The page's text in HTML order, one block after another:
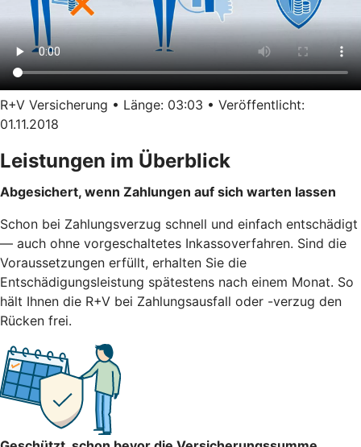
R+V Versicherung • Länge: 03:03 • Veröffentlicht:
01.11.2018
Leistungen im Überblick
Abgesichert, wenn Zahlungen auf sich warten lassen
Schon bei Zahlungsverzug schnell und einfach entschädigt
— auch ohne vorgeschaltetes Inkassoverfahren. Sind die
Voraussetzungen erfüllt, erhalten Sie die
Entschädigungsleistung spätestens nach einem Monat. So
hält Ihnen die R+V bei Zahlungsausfall oder -verzug den
Rücken frei.